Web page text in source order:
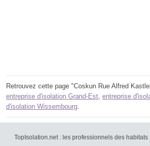
Retrouvez cette page "Coskun Rue Alfred
entreprise d'isolation Grand-Est, entreprise
d'isolation Wissembourg.
TopIsolation.net : les professionnels des